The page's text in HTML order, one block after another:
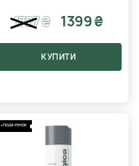
1727₴ 1399 ₴
КУПИТИ
+ПОДАРУНОК